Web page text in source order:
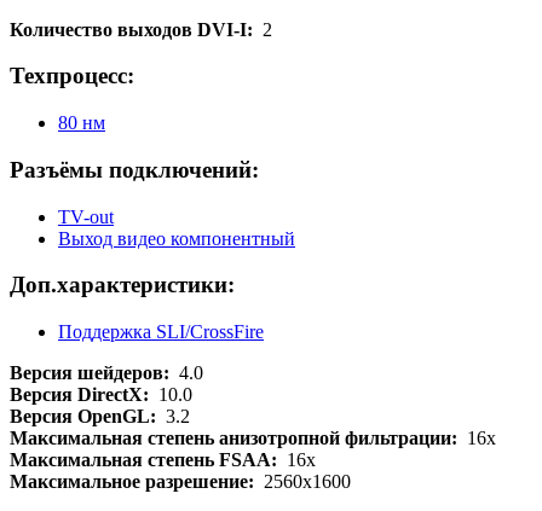
Количество выходов DVI-I: 2
Техпроцесс:
80 нм
Разъёмы подключений:
TV-out
Выход видео компонентный
Доп.характеристики:
Поддержка SLI/CrossFire
Версия шейдеров: 4.0
Версия DirectX: 10.0
Версия OpenGL: 3.2
Максимальная степень анизотропной фильтрации: 16x
Максимальная степень FSAA: 16x
Максимальное разрешение: 2560x1600